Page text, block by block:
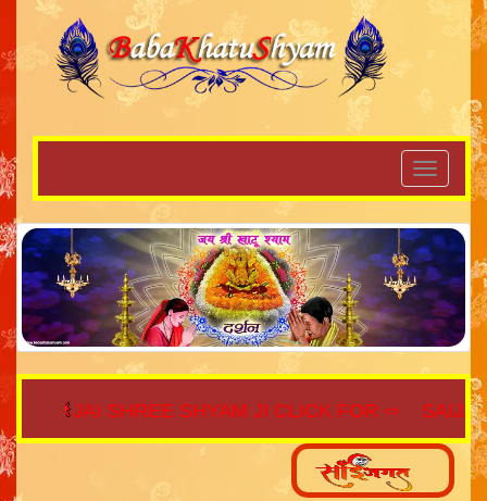
JAI SHREE SHYAM JI CLICK FOR ⇨